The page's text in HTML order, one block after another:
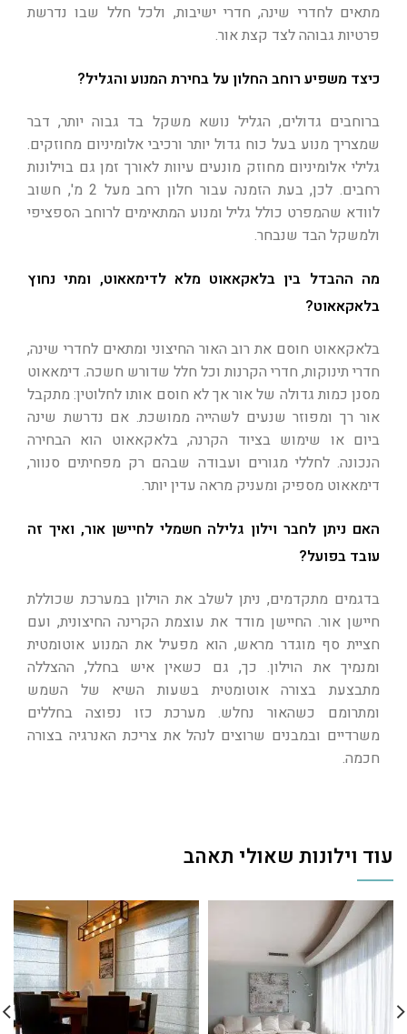
מתאים לחדרי שינה, חדרי ישיבות, ולכל חלל שבו נדרשת
פרטיות גבוהה לצד קצת אור.
כיצד משפיע רוחב החלון על בחירת המנוע והגליל?
ברוחבים גדולים, הגליל נושא משקל בד גבוה יותר, דבר
שמצריך מנוע בעל כוח גדול יותר ורכיבי אלומיניום מחוזקים.
גלילי אלומיניום מחוזק מונעים עיוות לאורך זמן גם בוילונות
רחבים. לכן, בעת הזמנה עבור חלון רחב מעל 2 מ', חשוב
לוודא שהמפרט כולל גליל ומנוע המתאימים לרוחב הספציפי
ולמשקל הבד שנבחר.
מה ההבדל בין בלאקאאוט מלא לדימאאוט, ומתי נחוץ
בלאקאאוט?
בלאקאאוט חוסם את רוב האור החיצוני ומתאים לחדרי שינה,
חדרי תינוקות, חדרי הקרנות וכל חלל שדורש חשכה. דימאאוט
מסנן כמות גדולה של אור אך לא חוסם אותו לחלוטין: מתקבל
אור רך ומפוזר שנעים לשהייה ממושכת. אם נדרשת שינה
ביום או שימוש בציוד הקרנה, בלאקאאוט הוא הבחירה
הנכונה. לחללי מגורים ועבודה שבהם רק מפחיתים סנוור,
דימאאוט מספיק ומעניק מראה עדין יותר.
האם ניתן לחבר וילון גלילה חשמלי לחיישן אור, ואיך זה
עובד בפועל?
בדגמים מתקדמים, ניתן לשלב את הוילון במערכת שכוללת
חיישן אור. החיישן מודד את עוצמת הקרינה החיצונית, ועם
חציית סף מוגדר מראש, הוא מפעיל את המנוע אוטומטית
ומנמיך את הוילון. כך, גם כשאין איש בחלל, ההצללה
מתבצעת בצורה אוטומטית בשעות השיא של השמש
ומתרומם כשהאור נחלש. מערכת כזו נפוצה בחללים
משרדיים ובמבנים שרוצים לנהל את צריכת האנרגיה בצורה
חכמה.
עוד וילונות שאולי תאהב